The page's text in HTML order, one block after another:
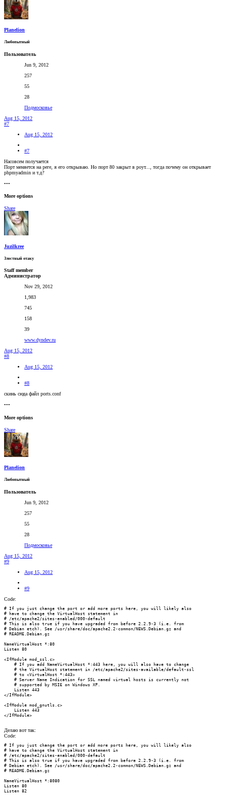
Planelion
Любопытный
Пользователь
Jun 9, 2012
257
55
28
Подмосковье
Aug 15, 2012
#7
Aug 15, 2012
#7
Насовсем получается
Порт меняется на реге, я его открываю. Но порт 80 закрыт в роут..., тогда почему он открывает
phpmyadmin и т.д?
•••
More options
Share
Juzilkree
Злостный отаку
Staff member
Администратор
Nov 29, 2012
1,983
745
158
39
www.dyndev.ru
Aug 15, 2012
#8
Aug 15, 2012
#8
скинь сюда файл ports.conf
•••
More options
Share
Planelion
Любопытный
Пользователь
Jun 9, 2012
257
55
28
Подмосковье
Aug 15, 2012
#9
Aug 15, 2012
#9
Code:
# If you just change the port or add more ports here, you will likely also
# have to change the VirtualHost statement in
# /etc/apache2/sites-enabled/000-default
# This is also true if you have upgraded from before 2.2.9-3 (i.e. from
# Debian etch). See /usr/share/doc/apache2.2-common/NEWS.Debian.gz and
# README.Debian.gz
NameVirtualHost *:80
Listen 80
<IfModule mod_ssl.c>
    # If you add NameVirtualHost *:443 here, you will also have to change
    # the VirtualHost statement in /etc/apache2/sites-available/default-ssl
    # to <VirtualHost *:443>
    # Server Name Indication for SSL named virtual hosts is currently not
    # supported by MSIE on Windows XP.
    Listen 443
</IfModule>
<IfModule mod_gnutls.c>
    Listen 443
</IfModule>
Делаю вот так:
Code:
# If you just change the port or add more ports here, you will likely also
# have to change the VirtualHost statement in
# /etc/apache2/sites-enabled/000-default
# This is also true if you have upgraded from before 2.2.9-3 (i.e. from
# Debian etch). See /usr/share/doc/apache2.2-common/NEWS.Debian.gz and
# README.Debian.gz
NameVirtualHost *:8080
Listen 80
Listen 82